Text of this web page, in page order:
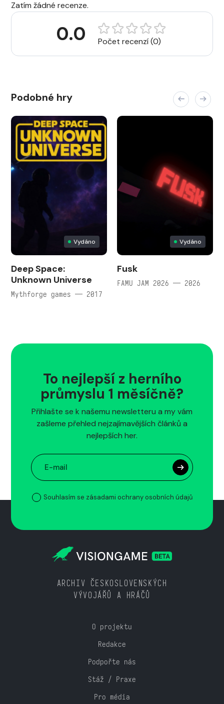
Zatím žádné recenze.
0.0 Počet recenzí (0)
Podobné hry
Vydáno
Deep Space:
Unknown Universe
Mythforge games — 2017
Vydáno
Fusk
FAMU JAM 2026 — 2026
To nejlepší z herního
průmyslu 1 měsíčně?
Přihlašte se k našemu newsletteru a my vám
zašleme přehled nejzajímavějších článků a
nejlepších her.
Souhlasím se zásadami ochrany osobních údajů
ARCHIV ČESKOSLOVENSKÝCH
VÝVOJÁŘŮ A HRÁČŮ
O projektu
Redakce
Podpořte nás
Stáž / Praxe
Pro média